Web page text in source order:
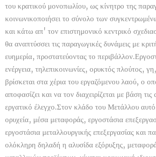
του κρατικού μονοπωλίου, ως κίνητρο της
κοινωνικοποιήσει το σύνολο των
και κάτω απ' τον επιστημονικό κεντρικό
θα αναπτύσσει τις παραγωγικές δυνάμεις με
ευημερία, προστατεύοντας το
ενέργεια, τηλεπικοινωνίες, ορυκτός πλούτος,
βρίσκεται στα χέρια του εργαζόμενου λαού, ο
αποφασίζει και να τον διαχειρίζεται με βάση
εργατικό έλεγχο.Στον κλάδο του Μετάλλου
ορυχεία, μέσα μεταφοράς, εργοστάσια
εργοστάσια μεταλλουργικής επεξεργασίας και
ολόκληρη δηλαδή η αλυσίδα εξόρυξης,